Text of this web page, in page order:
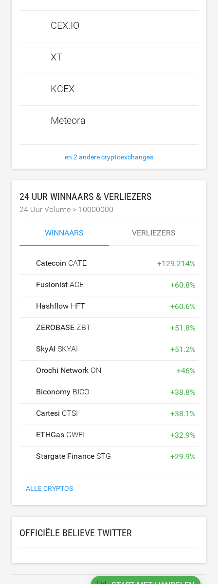
CEX.IO
XT
KCEX
Meteora
en 2 andere cryptoexchanges
24 UUR WINNAARS & VERLIEZERS
24 Uur Volume > 10000000
WINNAARS VERLIEZERS
Catecoin CATE +129.214%
Fusionist ACE +60.8%
Hashflow HFT +60.6%
ZEROBASE ZBT +51.8%
SkyAI SKYAI +51.2%
Orochi Network ON +46%
Biconomy BICO +38.8%
Cartesi CTSI +38.1%
ETHGas GWEI +32.9%
Stargate Finance STG +29.9%
ALLE CRYPTOS
OFFICIËLE BELIEVE TWITTER